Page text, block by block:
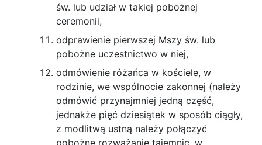
św. lub udział w takiej pobożnej
ceremonii,
odprawienie pierwszej Mszy św. lub
pobożne uczestnictwo w niej,
odmówienie różańca w kościele, w
rodzinie, we wspólnocie zakonnej (należy
odmówić przy­najmniej jedną część,
jednakże pięć dziesiątek w sposób ciągły,
z modlitwą ustną należy połączyć